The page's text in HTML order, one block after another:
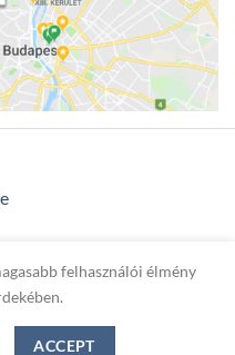
felhasználói élmény
ACCEPT